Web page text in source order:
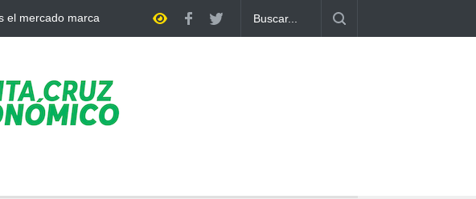
el golpe en casa
Bolivia rompe dos décadas de distancia con el FMI y pone a